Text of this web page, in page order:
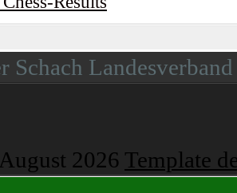
Schach Landesverband
2026 Template